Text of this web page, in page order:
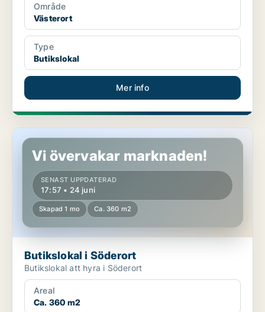
Område
Västerort
Type
Butikslokal
Mer info
Butikslokal i Söderort
Vi övervakar marknaden!
SENAST UPPDATERAD
17:57 • 24 juni
Skapad 1 mo Ca. 360 m2
Butikslokal i Söderort
Butikslokal att hyra i Söderort
Areal
Ca. 360 m2